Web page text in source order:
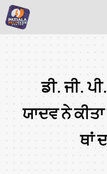
ਡੀ. ਜੀ.
ਯਾਦਵ ਨੇ
ਥਾਂ